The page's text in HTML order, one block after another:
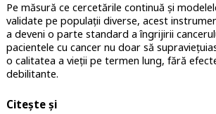
Pe măsură ce cercetările continuă și
validate pe populații diverse, acest
a deveni o parte standard a îngrijirii
pacientele cu cancer nu doar să
o calitatea a vieții pe termen lung, fără
debilitante.
Citește și